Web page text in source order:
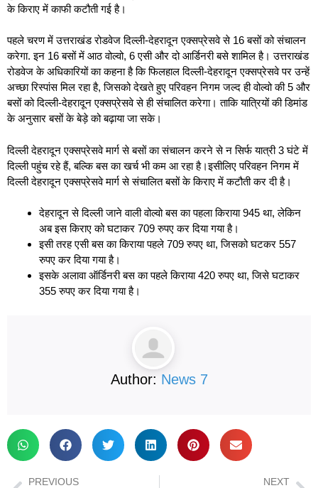
के किराए में काफी कटौती गई है।
पहले चरण में उत्तराखंड रोडवेज दिल्ली-देहरादून एक्सप्रेसवे से 16 बसों को संचालन
करेगा. इन 16 बसों में आठ वोल्वो, 6 एसी और दो आर्डिनरी बसे शामिल है। उत्तराखंड
रोडवेज के अधिकारियों का कहना है कि फिलहाल दिल्ली-देहरादून एक्सप्रेसवे पर उन्हें
अच्छा रिस्पांस मिल रहा है, जिसको देखते हुए परिवहन निगम जल्द ही वोल्वो की 5 और
बसों को दिल्ली-देहरादून एक्सप्रेसवे से ही संचालित करेगा। ताकि यात्रियों की डिमांड
के अनुसार बसों के बेड़े को बढ़ाया जा सके।
दिल्ली देहरादून एक्सप्रेसवे मार्ग से बसों का संचालन करने से न सिर्फ यात्री 3 घंटे में
दिल्ली पहुंच रहे हैं, बल्कि बस का खर्च भी कम आ रहा है।इसीलिए परिवहन निगम में
दिल्ली देहरादून एक्सप्रेसवे मार्ग से संचालित बसों के किराए में कटौती कर दी है।
देहरादून से दिल्ली जाने वाली वोल्वो बस का पहला किराया 945 था, लेकिन
अब इस किराए को घटाकर 709 रुपए कर दिया गया है।
इसी तरह एसी बस का किराया पहले 709 रुपए था, जिसको घटकर 557
रुपए कर दिया गया है।
इसके अलावा ऑर्डिनरी बस का पहले किराया 420 रुपए था, जिसे घटाकर
355 रुपए कर दिया गया है।
Author: News 7
PREVIOUS NEXT